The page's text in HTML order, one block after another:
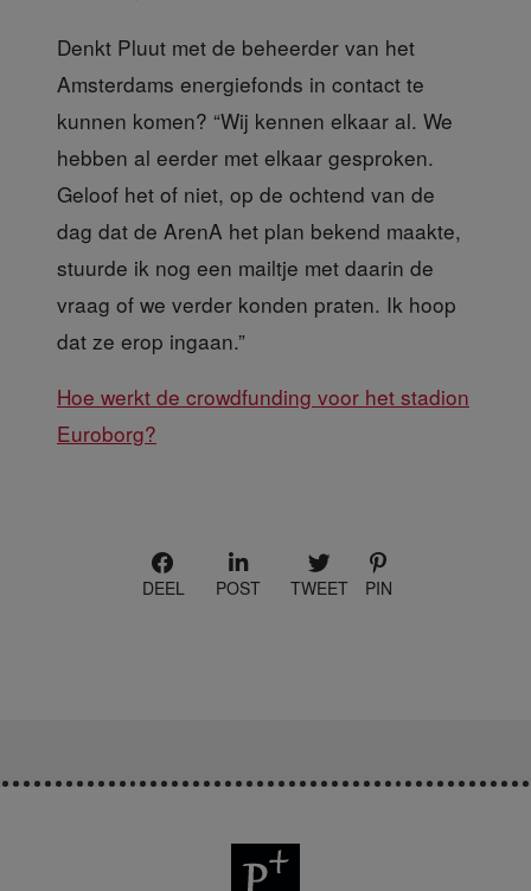
Denkt Pluut met de beheerder van het
Amsterdams energiefonds in contact te
kunnen komen? “Wij kennen elkaar al. We
hebben al eerder met elkaar gesproken.
Geloof het of niet, op de ochtend van de
dag dat de ArenA het plan bekend maakte,
stuurde ik nog een mailtje met daarin de
vraag of we verder konden praten. Ik hoop
dat ze erop ingaan.”
Hoe werkt de crowdfunding voor het stadion
Euroborg?
DEEL POST TWEET PIN